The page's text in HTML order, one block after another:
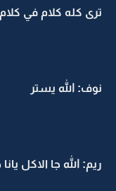
ترى كله كلام في
نوف: الله يستر
ريم: الله جا الاكل